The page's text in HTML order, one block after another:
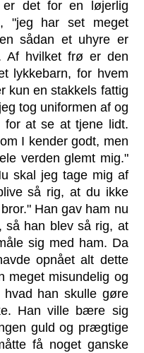
det for en løjerlig
"jeg har set meget
sådan et uhyre er
Af hvilket frø er den
lykkebarn, for hvem
kun en stakkels fattig
tog uniformen af og
for at se at tjene lidt.
I kender godt, men
verden glemt mig."
skal jeg tage mig af
så rig, at du ikke
Han gav ham nu
han blev så rig, at
sig med ham. Da
opnået alt dette
meget misundelig og
han skulle gøre
Han ville bære sig
guld og prægtige
få noget ganske